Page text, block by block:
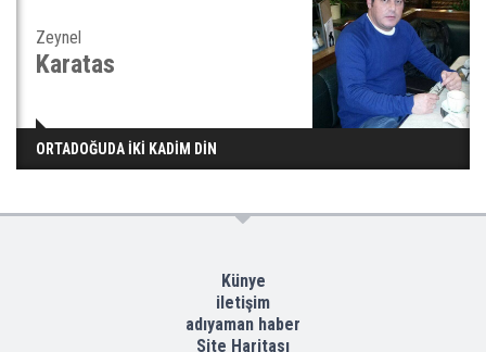
Zeynel
Karatas
ORTADOĞUDA İKİ KADİM DİN
Künye
iletişim
adıyaman haber
Site Haritası